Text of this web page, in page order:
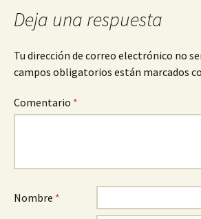
entradas
Deja una respuesta
Tu dirección de correo electrónico no
campos obligatorios están marcados
Comentario *
Nombre *